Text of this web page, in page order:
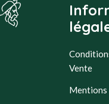
Vente
Mentions